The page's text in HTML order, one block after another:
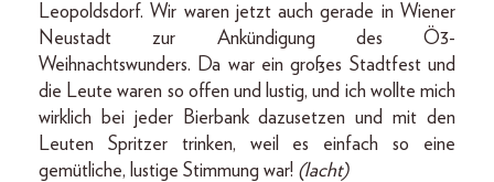
Leopoldsdorf. Wir waren jetzt auch gerade in Wiener
Neustadt zur Ankündigung des Ö3-
Weihnachtswunders. Da war ein großes Stadtfest und
die Leute waren so offen und lustig, und ich wollte mich
wirklich bei jeder Bierbank dazusetzen und mit den
Leuten Spritzer trinken, weil es einfach so eine
gemütliche, lustige Stimmung war! (lacht)